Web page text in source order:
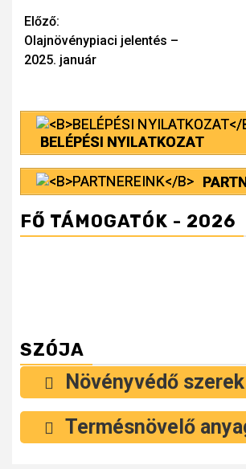
Continue
Reading
Előző:
Olajnövénypiaci jelentés –
2025. január
BELÉPÉSI NYILATKOZAT
FŐ TÁMOGATÓK - 2026
SZÓJA
Növényvédő szerek
Termésnövelő